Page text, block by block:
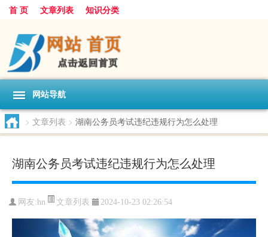
首 页 文章列表 知识分类
网站导航
> 文章列表 > 湖南公务员考试违纪违规行为怎么处理
湖南公务员考试违纪违规行为怎么处理
网友:hn 文章列表 2024-10-23 02:26:54